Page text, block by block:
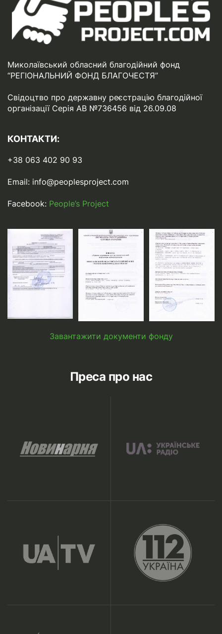
Миколаївський обласний благодійний фонд
“РЕГІОНАЛЬНИЙ ФОНД БЛАГОЧЕСТЯ”
Свідоцтво про державну реєстрацію благодійної
організації Серія АВ №736456 від 26.09.08
КОНТАКТИ:
+38 063 402 90 93
Email: info@peoplesproject.com
Facebook: People’s Project
Завантажити документи фонду
Преса про нас